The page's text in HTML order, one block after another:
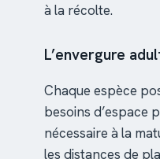
à la récolte.
L’envergure
Chaque espèce
besoins d’espace
nécessaire à la
les distances de